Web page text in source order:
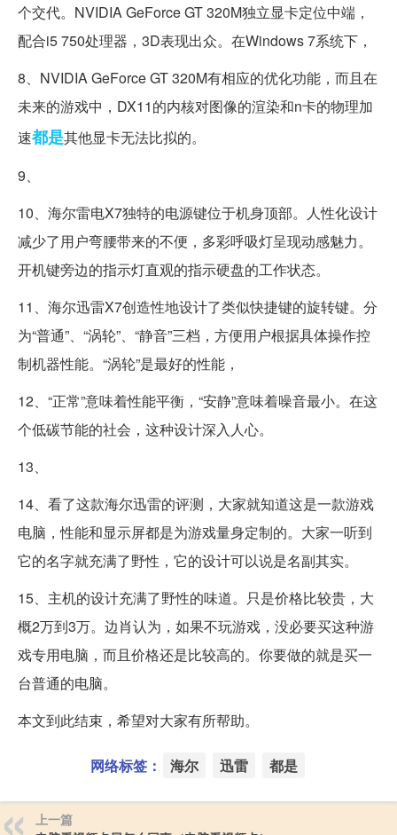
个交代。NVIDIA GeForce GT 320M独立显卡定位中端，
配合i5 750处理器，3D表现出众。在Windows 7系统下，
8、NVIDIA GeForce GT 320M有相应的优化功能，而且在
未来的游戏中，DX11的内核对图像的渲染和n卡的物理加
速都是其他显卡无法比拟的。
9、
10、海尔雷电X7独特的电源键位于机身顶部。人性化设计
减少了用户弯腰带来的不便，多彩呼吸灯呈现动感魅力。
开机键旁边的指示灯直观的指示硬盘的工作状态。
11、海尔迅雷X7创造性地设计了类似快捷键的旋转键。分
为“普通”、“涡轮”、“静音”三档，方便用户根据具体操作控
制机器性能。“涡轮”是最好的性能，
12、“正常”意味着性能平衡，“安静”意味着噪音最小。在这
个低碳节能的社会，这种设计深入人心。
13、
14、看了这款海尔迅雷的评测，大家就知道这是一款游戏
电脑，性能和显示屏都是为游戏量身定制的。大家一听到
它的名字就充满了野性，它的设计可以说是名副其实。
15、主机的设计充满了野性的味道。只是价格比较贵，大
概2万到3万。边肖认为，如果不玩游戏，没必要买这种游
戏专用电脑，而且价格还是比较高的。你要做的就是买一
台普通的电脑。
本文到此结束，希望对大家有所帮助。
网络标签： 海尔 迅雷 都是
上一篇